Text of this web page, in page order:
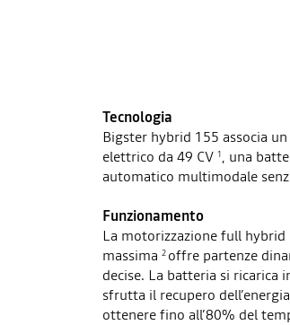
Tecnologia
Bigster hybrid 155 associa
elettrico da 49 CV 1, una
automatico multimodale
Funzionamento
La motorizzazione full hybrid
massima 2 offre partenze
decise. La batteria si ricarica
sfrutta il recupero
ottenere fino all’80% del